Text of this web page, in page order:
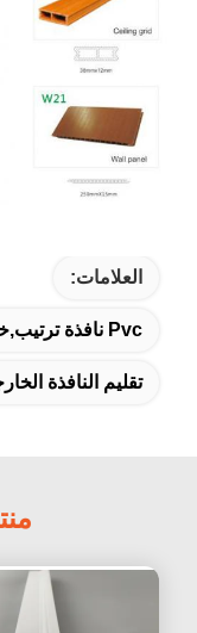
العلامات:
Pvc نافذة ترتيب,خارجيّ نافذة ترتيب,pvc ترتيب لوح
تقليم النافذة